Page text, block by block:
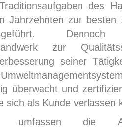
des
Jahrzehnten zur besten
zur
seiner
überwacht und
sich als Kunde verlassen
umfassen die